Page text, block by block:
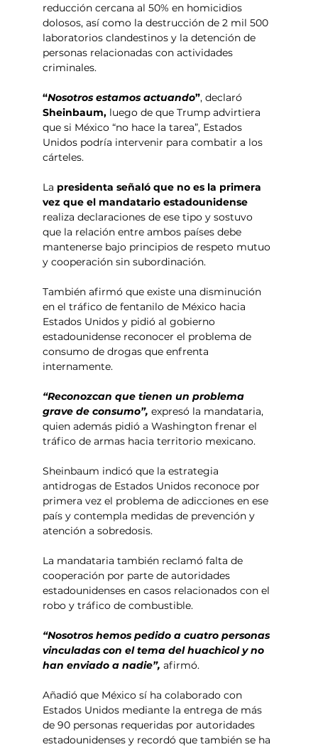
reducción cercana al 50% en homicidios
dolosos, así como la destrucción de 2 mil 500
laboratorios clandestinos y la detención de
personas relacionadas con actividades
criminales.
“Nosotros estamos actuando”, declaró
Sheinbaum, luego de que Trump advirtiera
que si México “no hace la tarea”, Estados
Unidos podría intervenir para combatir a los
cárteles.
La presidenta señaló que no es la primera
vez que el mandatario estadounidense
realiza declaraciones de ese tipo y sostuvo
que la relación entre ambos países debe
mantenerse bajo principios de respeto mutuo
y cooperación sin subordinación.
También afirmó que existe una disminución
en el tráfico de fentanilo de México hacia
Estados Unidos y pidió al gobierno
estadounidense reconocer el problema de
consumo de drogas que enfrenta
internamente.
“Reconozcan que tienen un problema
grave de consumo”, expresó la mandataria,
quien además pidió a Washington frenar el
tráfico de armas hacia territorio mexicano.
Sheinbaum indicó que la estrategia
antidrogas de Estados Unidos reconoce por
primera vez el problema de adicciones en ese
país y contempla medidas de prevención y
atención a sobredosis.
La mandataria también reclamó falta de
cooperación por parte de autoridades
estadounidenses en casos relacionados con el
robo y tráfico de combustible.
“Nosotros hemos pedido a cuatro personas
vinculadas con el tema del huachicol y no
han enviado a nadie”, afirmó.
Añadió que México sí ha colaborado con
Estados Unidos mediante la entrega de más
de 90 personas requeridas por autoridades
estadounidenses y recordó que también se ha